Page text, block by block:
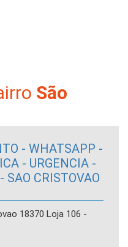
São
- WHATSAPP -
- URGENCIA -
SAO CRISTOVAO
18370 Loja 106 -